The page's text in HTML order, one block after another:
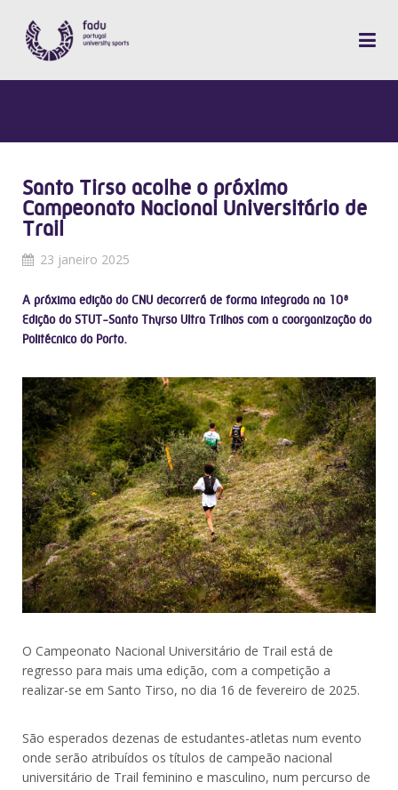
Santo Tirso acolhe o próximo
Campeonato Nacional Universitário de
Trail
23 janeiro 2025
A próxima edição do CNU decorrerá de forma integrada na 10ª
Edição do STUT-Santo Thyrso Ultra Trilhos com a coorganização do
Politécnico do Porto.
O Campeonato Nacional Universitário de Trail está de
regresso para mais uma edição, com a competição a
realizar-se em Santo Tirso, no dia 16 de fevereiro de 2025.
São esperados dezenas de estudantes-atletas num evento
onde serão atribuídos os títulos de campeão nacional
universitário de Trail feminino e masculino, num percurso de